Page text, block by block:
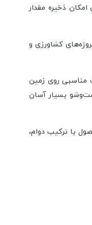
می‌تواند گزینه‌ای مناسب برای ذخیره آب در حجم بالا باشد. ظرفیت ۵۰۰۰ لیتری آن امکان ذخیره مقدار
کشاورزی و
مناسبی روی زمین
بسیار آسان
با ترکیب دوام،